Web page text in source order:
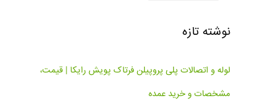
نوشته تازه
لوله و اتصالات پلی پروپیلن فرتاک پویش رایکا | قیمت،
مشخصات و خرید عمده